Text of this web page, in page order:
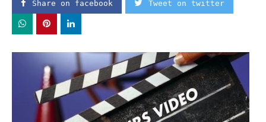
Share on facebook Tweet on twitter